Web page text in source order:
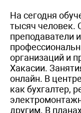
На сегодня
тысяч человек.
преподаватели
организаций и
Хакасии.
онлайн. В
как бухгалтер,
другим. В